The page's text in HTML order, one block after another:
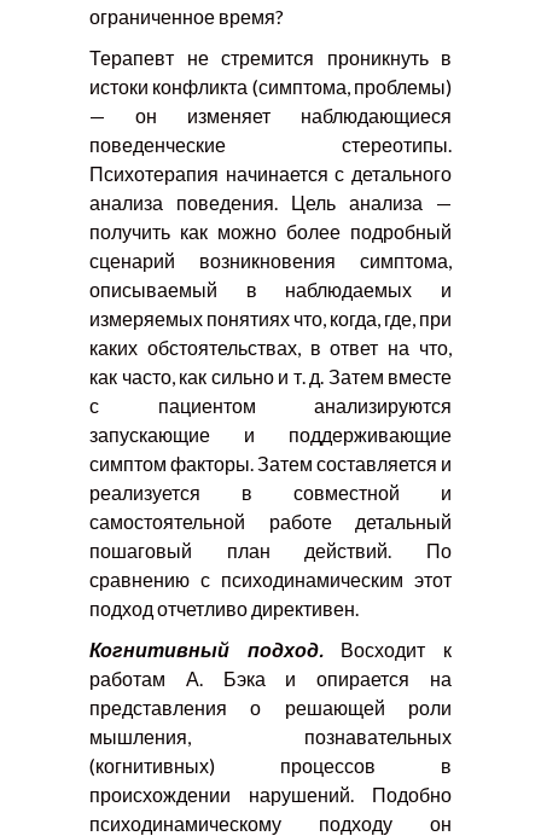
ограниченное время?
Терапевт не стремится проникнуть в
истоки конфликта (симптома, проблемы)
— он изменяет наблюдающиеся
поведенческие стереотипы.
Психотерапия начинается с детального
анализа поведения. Цель анализа —
получить как можно более подробный
сценарий возникновения симптома,
описываемый в наблюдаемых и
измеряемых понятиях что, когда, где, при
каких обстоятельствах, в ответ на что,
как часто, как сильно и т. д. Затем вместе
с пациентом анализируются
запускающие и поддерживающие
симптом факторы. Затем составляется и
реализуется в совместной и
самостоятельной работе детальный
пошаговый план действий. По
сравнению с психодинамическим этот
подход отчетливо директивен.
Когнитивный подход. Восходит к
работам А. Бэка и опирается на
представления о решающей роли
мышления, познавательных
(когнитивных) процессов в
происхождении нарушений. Подобно
психодинамическому подходу он